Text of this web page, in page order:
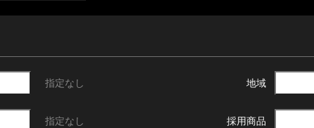
指定なし 地域
指定なし 採用商品